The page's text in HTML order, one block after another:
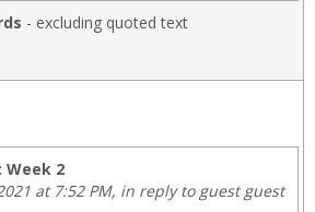
- excluding quoted text
Week 2
at 7:52 PM, in reply to guest guest